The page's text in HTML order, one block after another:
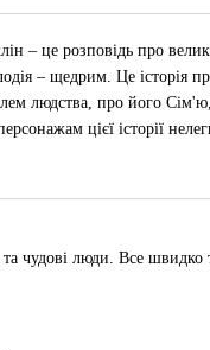
– це розповідь про
– щедрим. Це історія
людства, про його
цієї історії
чудові люди. Все швидко